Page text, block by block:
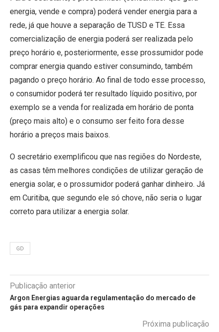
energia, vende e compra) poderá vender energia para a
rede, já que houve a separação de TUSD e TE. Essa
comercialização de energia poderá ser realizada pelo
preço horário e, posteriormente, esse prossumidor pode
comprar energia quando estiver consumindo, também
pagando o preço horário. Ao final de todo esse processo,
o consumidor poderá ter resultado líquido positivo, por
exemplo se a venda for realizada em horário de ponta
(preço mais alto) e o consumo ser feito fora desse
horário a preços mais baixos.
O secretário exemplificou que nas regiões do Nordeste,
as casas têm melhores condições de utilizar geração de
energia solar, e o prossumidor poderá ganhar dinheiro. Já
em Curitiba, que segundo ele só chove, não seria o lugar
correto para utilizar a energia solar.
GD
Publicação anterior
Argon Energias aguarda regulamentação do mercado de
gás para expandir operações
Próxima publicação